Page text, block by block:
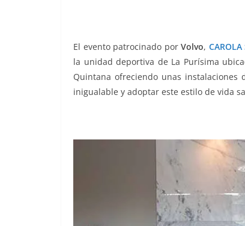
El evento patrocinado por Volvo,
la unidad deportiva de La Purísima
Quintana ofreciendo unas
inigualable y adoptar este estilo de vida